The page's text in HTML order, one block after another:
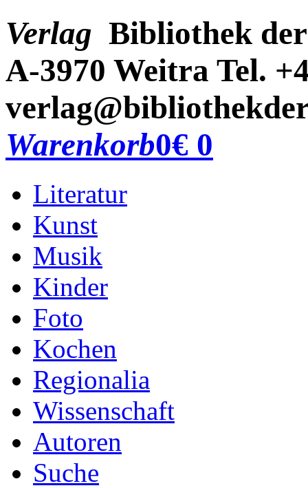
Verlag Bibliothek
A-3970 Weitra Tel.
Warenkorb0€ 0
Literatur
Kunst
Musik
Kinder
Foto
Kochen
Regionalia
Wissenschaft
Autoren
Suche